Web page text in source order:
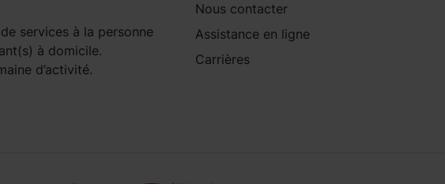
services à la personne
à domicile.
d’activité.
Nous contacter
Assistance en ligne
Carrières